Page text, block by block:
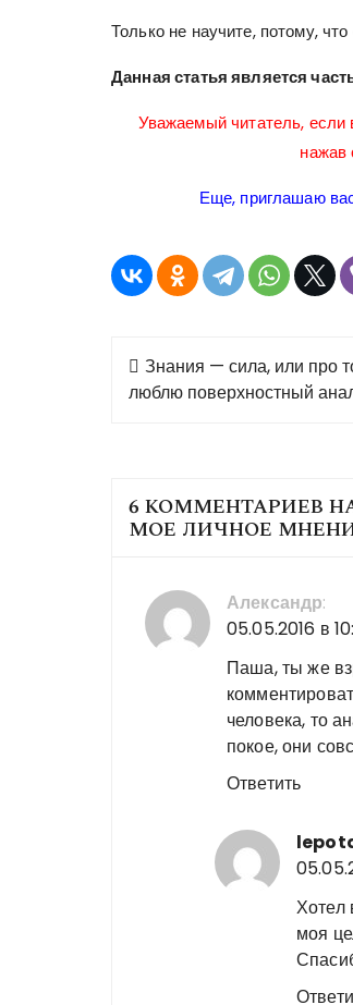
Только не научите, потому,
Данная статья является
Уважаемый читатель, если
нажав
Еще, приглашаю
Навигация
по
Знания — сила, или про
люблю поверхностный
6 КОММЕНТАРИЕВ
МОЕ ЛИЧНОЕ
Александр:
05.05.2016 в
Паша, ты же
человека, то
покое, они
Ответить
Хотел
моя